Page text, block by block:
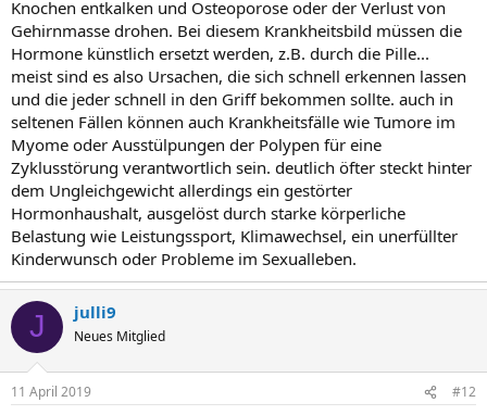
Knochen entkalken und Osteoporose oder der Verlust von
Gehirnmasse drohen. Bei diesem Krankheitsbild müssen die
Hormone künstlich ersetzt werden, z.B. durch die Pille...
meist sind es also Ursachen, die sich schnell erkennen lassen
und die jeder schnell in den Griff bekommen sollte. auch in
seltenen Fällen können auch Krankheitsfälle wie Tumore im
Myome oder Ausstülpungen der Polypen für eine
Zyklusstörung verantwortlich sein. deutlich öfter steckt hinter
dem Ungleichgewicht allerdings ein gestörter
Hormonhaushalt, ausgelöst durch starke körperliche
Belastung wie Leistungssport, Klimawechsel, ein unerfüllter
Kinderwunsch oder Probleme im Sexualleben.
J julli9
Neues Mitglied
11 April 2019 #12